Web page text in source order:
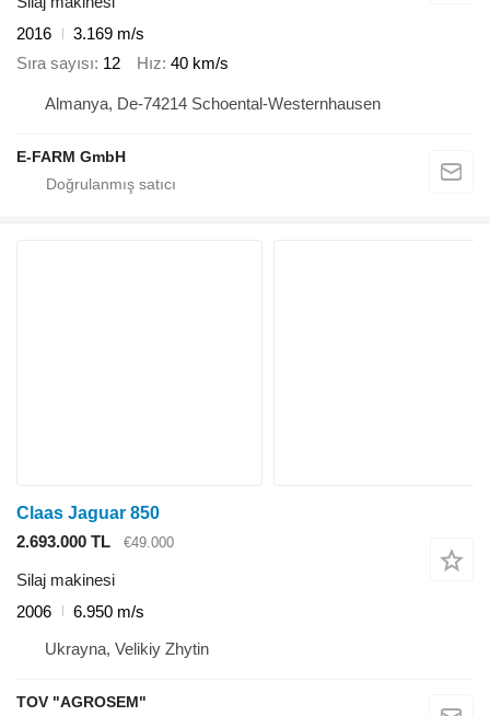
2016
3.169 m/s
Sıra sayısı 12 Hız 40 km/s
Almanya, De-74214 Schoental-Westernhausen
E-FARM GmbH
Claas Jaguar 850
2.693.000 TL
€49.000
Silaj makinesi
2006
6.950 m/s
Ukrayna, Velikiy Zhytin
TOV "AGROSEM"